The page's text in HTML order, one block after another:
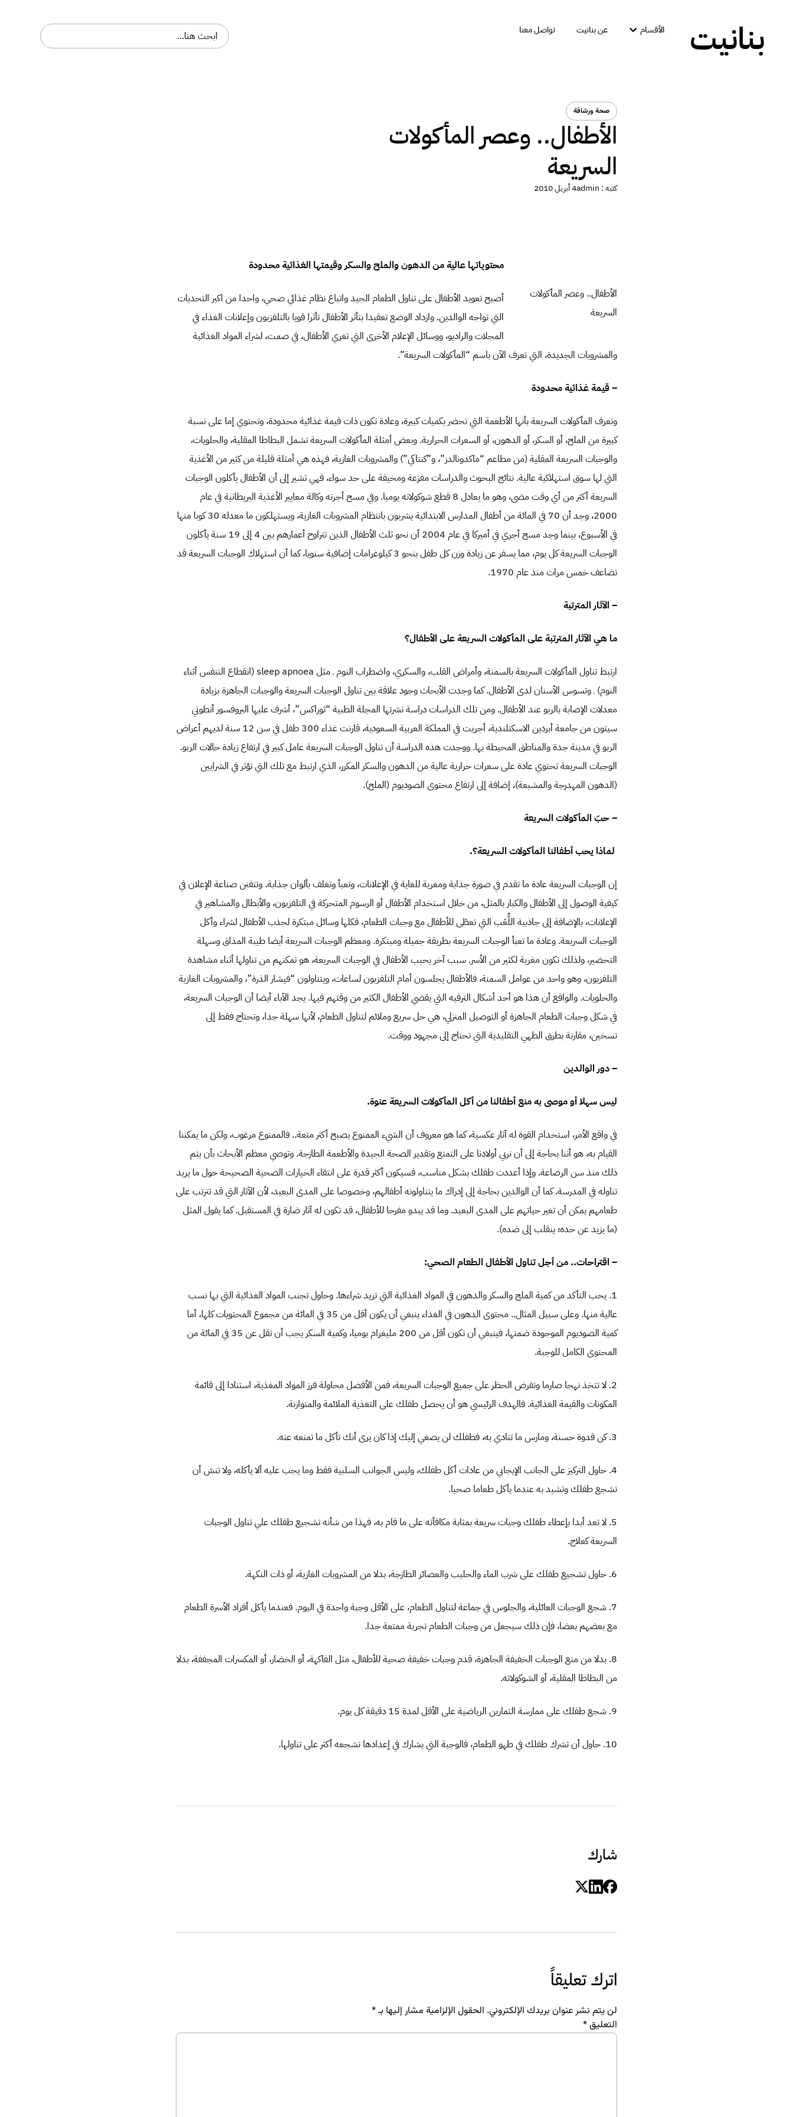
بنانيت الأقسام عن بنانيت تواصل معنا
صحة ورشاقة
الأطفال.. وعصر المأكولات
السريعة
كتبه : admin4 أبريل 2010
الأطفال.. وعصر المأكولات
السريعة
محتوياتها عالية من الدهون والملح والسكر وقيمتها الغذائية محدودة
أصبح تعويد الأطفال على تناول الطعام الجيد واتباع نظام غذائي صحي، واحدا من اكبر التحديات
التي تواجه الوالدين. وازداد الوضع تعقيدا بتأثر الأطفال تأثرا قويا بالتلفزيون وإعلانات الغذاء في
المجلات والراديو، ووسائل الإعلام الأخرى التي تغري الأطفال، في صمت، لشراء المواد الغذائية
والمشروبات الجديدة، التي تعرف الآن باسم “المأكولات السريعة”.
– قيمة غذائية محدودة
وتعرف المأكولات السريعة بأنها الأطعمة التي تحضر بكميات كبيرة، وعادة تكون ذات قيمة غذائية محدودة، وتحتوي إما على نسبة
كبيرة من الملح، أو السكر، أو الدهون، أو السعرات الحرارية. وبعض أمثلة المأكولات السريعة تشمل البطاطا المقلية، والحلويات،
والوجبات السريعة المقلية (من مطاعم “ماكدونالدز”، و”كنتاكي”) والمشروبات الغازية، فهذه هي أمثلة قليلة من كثير من الأغذية
التي لها سوق استهلاكية عالية. نتائج البحوث والدراسات مفزعة ومخيفة على حد سواء، فهي تشير إلى أن الأطفال يأكلون الوجبات
السريعة أكثر من أي وقت مضى، وهو ما يعادل 8 قطع شوكولاته يوميا. وفي مسح أجرته وكالة معايير الأغذية البريطانية في عام
2000، وجد أن 70 في المائة من أطفال المدارس الابتدائية يشربون بانتظام المشروبات الغازية، ويستهلكون ما معدله 30 كوبا منها
في الأسبوع، بينما وجد مسح أجري في أميركا في عام 2004 أن نحو ثلث الأطفال الذين تتراوح أعمارهم بين 4 إلى 19 سنة يأكلون
الوجبات السريعة كل يوم، مما يسفر عن زيادة وزن كل طفل بنحو 3 كيلوغرامات إضافية سنويا، كما أن استهلاك الوجبات السريعة قد
تضاعف خمس مرات منذ عام 1970.
– الآثار المترتبة
ما هي الآثار المترتبة على المأكولات السريعة على الأطفال؟
ارتبط تناول المأكولات السريعة بالسمنة، وأمراض القلب، والسكري، واضطراب النوم ـ مثل sleep apnoea (انقطاع التنفس أثناء
النوم) ـ وتسوس الأسنان لدى الأطفال. كما وجدت الأبحاث وجود علاقة بين تناول الوجبات السريعة والوجبات الجاهزة بزيادة
معدلات الإصابة بالربو عند الأطفال. ومن تلك الدراسات دراسة نشرتها المجلة الطبية “ثوراكس”، أشرف عليها البروفسور أنطوني
سيتون من جامعة أبردين الاسكتلندية، أجريت في المملكة العربية السعودية، قارنت غذاء 300 طفل في سن 12 سنة لديهم أعراض
الربو في مدينة جدة والمناطق المحيطة بها. ووجدت هذه الدراسة أن تناول الوجبات السريعة عامل كبير في ارتفاع زيادة حالات الربو.
الوجبات السريعة تحتوي عادة على سعرات حرارية عالية من الدهون والسكر المكرر، الذي ارتبط مع تلك التي تؤثر في الشرايين
(الدهون المهدرجة والمشبعة)، إضافة إلى ارتفاع محتوى الصوديوم (الملح).
– حبّ المأكولات السريعة
لماذا يحب أطفالنا المأكولات السريعة؟.
إن الوجبات السريعة عادة ما تقدم في صورة جذابة ومغرية للغاية في الإعلانات، وتعبأ وتغلف بألوان جذابة. وتتفنن صناعة الإعلان في
كيفية الوصول إلى الأطفال والكبار بالمثل، من خلال استخدام الأطفال أو الرسوم المتحركة في التلفزيون، والأبطال والمشاهير في
الإعلانات، بالإضافة إلى جاذبية اللُّعَب التي تعطَى للأطفال مع وجبات الطعام، فكلها وسائل مبتكرة لجذب الأطفال لشراء وأكل
الوجبات السريعة. وعادة ما تعبأ الوجبات السريعة بطريقة جميلة ومبتكرة. ومعظم الوجبات السريعة أيضا طيبة المذاق وسهلة
التحضير، ولذلك تكون مغرية لكثير من الأسر. سبب آخر يحبب الأطفال في الوجبات السريعة، هو تمكنهم من تناولها أثناء مشاهدة
التلفزيون، وهو واحد من عوامل السمنة، فالأطفال يجلسون أمام التلفزيون لساعات، ويتناولون “فيشار الذرة”، والمشروبات الغازية
والحلويات. والواقع أن هذا هو أحد أشكال الترفيه التي يقضي الأطفال الكثير من وقتهم فيها. يجد الآباء أيضا أن الوجبات السريعة،
في شكل وجبات الطعام الجاهزة أو التوصيل المنزلي، هي حل سريع وملائم لتناول الطعام، لأنها سهلة جدا، وتحتاج فقط إلى
تسخين، مقارنة بطرق الطهي التقليدية التي تحتاج إلى مجهود ووقت.
– دور الوالدين
ليس سهلا أو موصى به منع أطفالنا من أكل المأكولات السريعة عنوة.
في واقع الأمر، استخدام القوة له آثار عكسية، كما هو معروف أن الشيء الممنوع يصبح أكثر متعة.. فالممنوع مرغوب، ولكن ما يمكننا
القيام به، هو أننا بحاجة إلى أن نربي أولادنا على التمتع وتقدير الصحة الجيدة والأطعمة الطازجة. وتوصي معظم الأبحاث بأن يتم
ذلك منذ سن الرضاعة. وإذا أعددت طفلك بشكل مناسب، فسيكون أكثر قدرة على انتقاء الخيارات الصحية الصحيحة حول ما يريد
تناوله في المدرسة. كما أن الوالدين بحاجة إلى إدراك ما يتناولونه أطفالهم، وخصوصا على المدى البعيد، لأن الآثار التي قد تترتب على
طعامهم يمكن أن تغير حياتهم على المدى البعيد. وما قد يبدو مفرحا للأطفال، قد تكون له آثار ضارة في المستقبل. كما يقول المثل
(ما يزيد عن حده؛ ينقلب إلى ضده).
– اقتراحات.. من أجل تناول الأطفال الطعام الصحي:
1. يحب التأكد من كمية الملح والسكر والدهون في المواد الغذائية التي تريد شراءها. وحاول تجنب المواد الغذائية التي بها نسب
عالية منها. وعلى سبيل المثال.. محتوى الدهون في الغذاء ينبغي أن يكون أقل من 35 في المائة من مجموع المحتويات كلها، أما
كمية الصوديوم الموجودة ضمنها، فينبغي أن تكون أقل من 200 مليغرام يوميا، وكمية السكر يجب أن تقل عن 35 في المائة من
المحتوى الكامل للوجبة.
2. لا تتخذ نهجا صارما وتفرض الحظر على جميع الوجبات السريعة، فمن الأفضل محاولة فرز المواد المغذية، استنادا إلى قائمة
المكونات والقيمة الغذائية. فالهدف الرئيسي هو أن يحصل طفلك على التغذية الملائمة والمتوازنة.
3. كن قدوة حسنة، ومارس ما تنادي به، فطفلك لن يصغي إليك إذا كان يرى أنك تأكل ما تمنعه عنه.
4. حاول التركيز على الجانب الإيجابي من عادات أكل طفلك، وليس الجوانب السلبية فقط وما يجب عليه ألا يأكله، ولا تنسَ أن
تشجع طفلك وتشيد به عندما يأكل طعاما صحيا.
5. لا تعد أبدا بإعطاء طفلك وجبات سريعة بمثابة مكافأته على ما قام به، فهذا من شأنه تشجيع طفلك علي تناول الوجبات
السريعة كعلاج.
6. حاول تشجيع طفلك على شرب الماء والحليب والعصائر الطازجة، بدلا من المشروبات الغازية، أو ذات النكهة.
7. شجع الوجبات العائلية، والجلوس في جماعة لتناول الطعام، على الأقل وجبة واحدة في اليوم. فعندما يأكل أفراد الأسرة الطعام
مع بعضهم بعضا، فإن ذلك سيجعل من وجبات الطعام تجربة ممتعة جدا.
8. بدلا من منع الوجبات الخفيفة الجاهزة، قدم وجبات خفيفة صحية للأطفال، مثل الفاكهة، أو الخضار، أو المكسرات المجففة، بدلا
من البطاطا المقلية، أو الشوكولاته.
9. شجع طفلك على ممارسة التمارين الرياضية على الأقل لمدة 15 دقيقة كل يوم.
10. حاول أن تشرك طفلك في طهو الطعام، فالوجبة التي يشارك في إعدادها تشجعه أكثر على تناولها.
شارك
اترك تعليقاً
لن يتم نشر عنوان بريدك الإلكتروني. الحقول الإلزامية مشار إليها بـ*
التعليق*